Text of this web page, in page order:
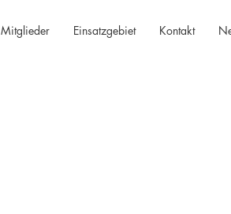
Mitglieder Einsatzgebiet Kontakt